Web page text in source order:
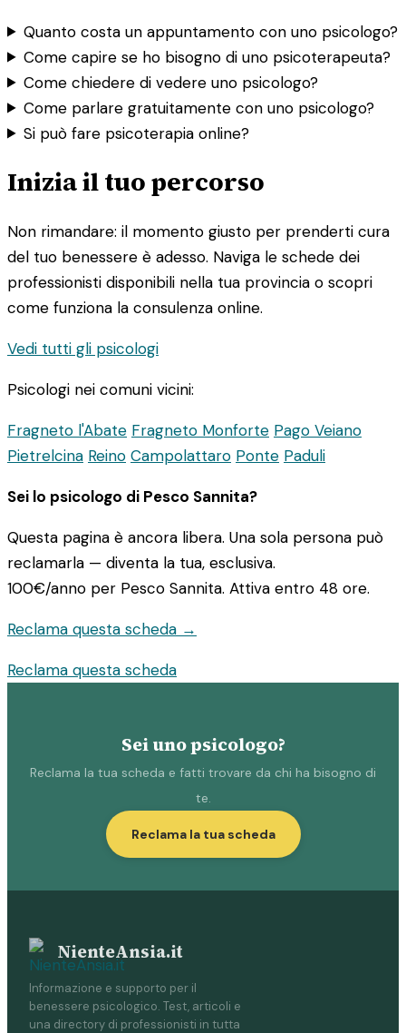
Quanto costa un appuntamento con uno psicologo?
Come capire se ho bisogno di uno psicoterapeuta?
Come chiedere di vedere uno psicologo?
Come parlare gratuitamente con uno psicologo?
Si può fare psicoterapia online?
Inizia il tuo percorso
Non rimandare: il momento giusto per prenderti cura
del tuo benessere è adesso. Naviga le schede dei
professionisti disponibili nella tua provincia o scopri
come funziona la consulenza online.
Vedi tutti gli psicologi
Psicologi nei comuni vicini:
Fragneto l'Abate Fragneto Monforte Pago Veiano
Pietrelcina Reino Campolattaro Ponte Paduli
Sei lo psicologo di Pesco Sannita?
Questa pagina è ancora libera. Una sola persona può
reclamarla — diventa la tua, esclusiva.
100€/anno per Pesco Sannita. Attiva entro 48 ore.
Reclama questa scheda →
Reclama questa scheda
Sei uno psicologo?
Reclama la tua scheda e fatti trovare da chi ha bisogno di
te.
Reclama la tua scheda
NienteAnsia.it
Informazione e supporto per il
benessere psicologico. Test, articoli e
una directory di professionisti in tutta